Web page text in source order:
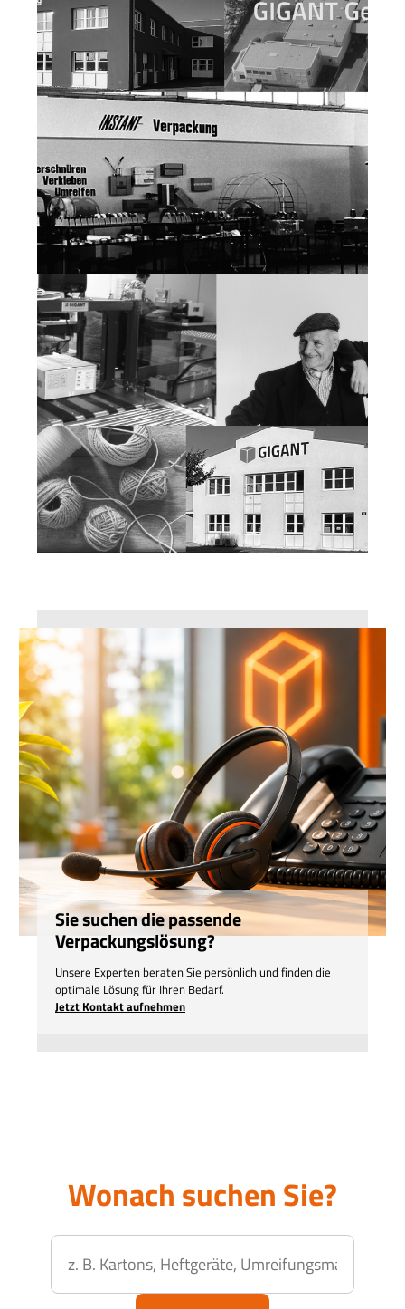
Sie suchen die passende
Verpackungslösung?
Unsere Experten beraten Sie persönlich und finden die
optimale Lösung für Ihren Bedarf.
Jetzt Kontakt aufnehmen
Wonach suchen Sie?